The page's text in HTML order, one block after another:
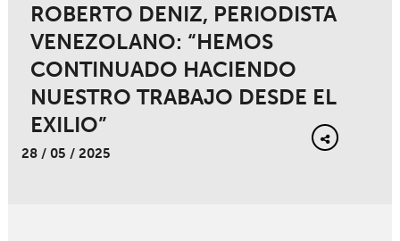
ROBERTO DENIZ, PERIODISTA
VENEZOLANO: “HEMOS
CONTINUADO HACIENDO
NUESTRO TRABAJO DESDE EL
EXILIO”
28 / 05 / 2025